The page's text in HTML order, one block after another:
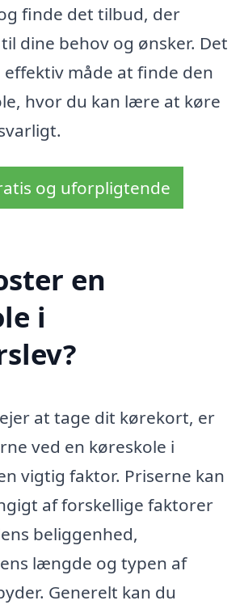
finde det tilbud, der
dine behov og ønsker. Det
effektiv måde at finde den
hvor du kan lære at køre
og uforpligtende
en
i
at tage dit kørekort, er
ved en køreskole i
vigtig faktor. Priserne kan
af forskellige faktorer
beliggenhed,
længde og typen af
Generelt kan du